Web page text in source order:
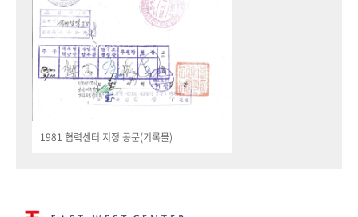
1981 협력센터 지정 공문(기록물)